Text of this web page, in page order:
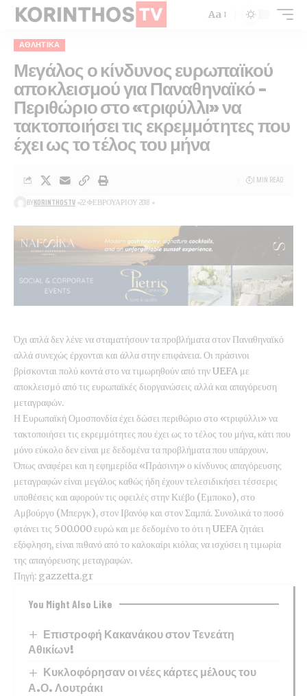
Aa
ΑΘΛΗΤΙΚΑ
Μεγάλος ο κίνδυνος ευρωπαϊκού
αποκλεισμού για Παναθηναϊκό –
Περιθώριο στο «τριφύλλι» να
τακτοποιήσει τις εκρεμμότητες που
έχει ως το τέλος του μήνα
BYKORINTHOSTV 22 ΦΕΒΡΟΥΑΡΊΟΥ 2018
1 MIN READ
Όχι απλά δεν λένε να σταματήσουν τα προβλήματα στον Παναθηναϊκό
αλλά συνεχώς έρχονται και άλλα στην επιφάνεια. Οι πράσινοι
βρίσκονται πολύ κοντά στο να τιμωρηθούν από την UEFA με
αποκλεισμό από τις ευρωπαϊκές διοργανώσεις αλλά και απαγόρευση
μεταγραφών.
Η Ευρωπαϊκή Ομοσπονδία έχει δώσει περιθώριο στο «τριφύλλι» να
τακτοποιήσει τις εκρεμμότητες που έχει ως το τέλος του μήνα, κάτι που
μόνο εύκολο δεν είναι με δεδομένα τα προβλήματα που υπάρχουν.
Όπως αναφέρει και η εφημερίδα «Πράσινη» ο κίνδυνος απαγόρευσης
μεταγραφών είναι μεγάλος καθώς ήδη έχουν τελεσιδικήσει τέσσερις
υποθέσεις και αφορούν τις οφειλές στην Κιέβο (Εμποκο), στο
Αμβούργο (Μπεργκ), στον Ιβανόφ και στον Σαμπά. Συνολικά το ποσό
φτάνει τις 500.000 ευρώ και με δεδομένο το ότι η UEFA ζητάει
εξόφληση, είναι πιθανό από το καλοκαίρι κιόλας να ισχύσει η τιμωρία
της απαγόρευσης μεταγραφών.
Πηγή: gazzetta.gr
You Might Also Like
Επιστροφή Κακανάκου στον Τενεάτη
Αθικίων!
Κυκλοφόρησαν οι νέες κάρτες μέλους του
Α.Ο. Λουτράκι